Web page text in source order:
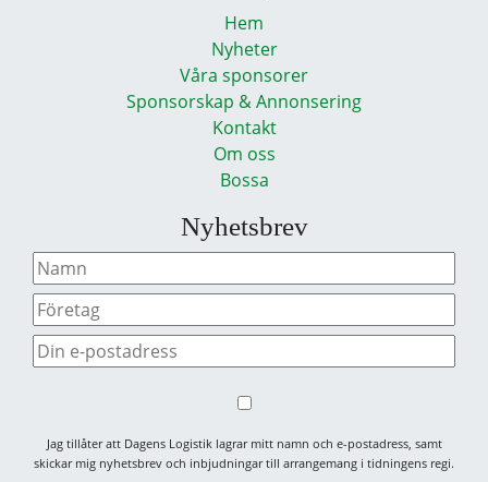
Hem
Nyheter
Våra sponsorer
Sponsorskap & Annonsering
Kontakt
Om oss
Bossa
Nyhetsbrev
Jag tillåter att Dagens Logistik lagrar mitt namn och e-postadress, samt
skickar mig nyhetsbrev och inbjudningar till arrangemang i tidningens regi.